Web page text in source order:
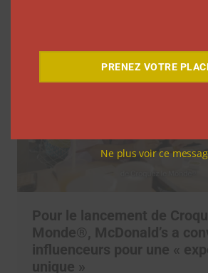
Pour le lancement de
Monde®, McDonald’s a
influenceurs pour une «
unique »
PRENEZ VOTRE
Ne plus voir ce